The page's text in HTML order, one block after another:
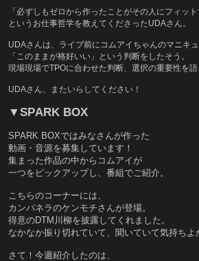
「必ずしもゼロから作ったことがその人にフィット
というお仕事哲学を教えてくださったUDAさん。
UDAさんは、ライブ前にコムアイちゃんのマニキ
「このままが格好いい」という判断をしたそう。
現場現場でTPOに合わせた判断、選択の重要性を語
UDAさん、またいらしてください！
▼SPARK BOX
S PARK BOXではみなさんが作った
動画・音源を募集しています！
集まった作品の中からコムアイが
一つをピックアップし、番組でご紹介。
こちらのコーナーには、
カンパネラのケンモチさんが登場。
得意のDTM川柳を披露してくれました。
なかなか振り切れていて、聞いていて気持ちよ
さて！ 今週紹介したのは、